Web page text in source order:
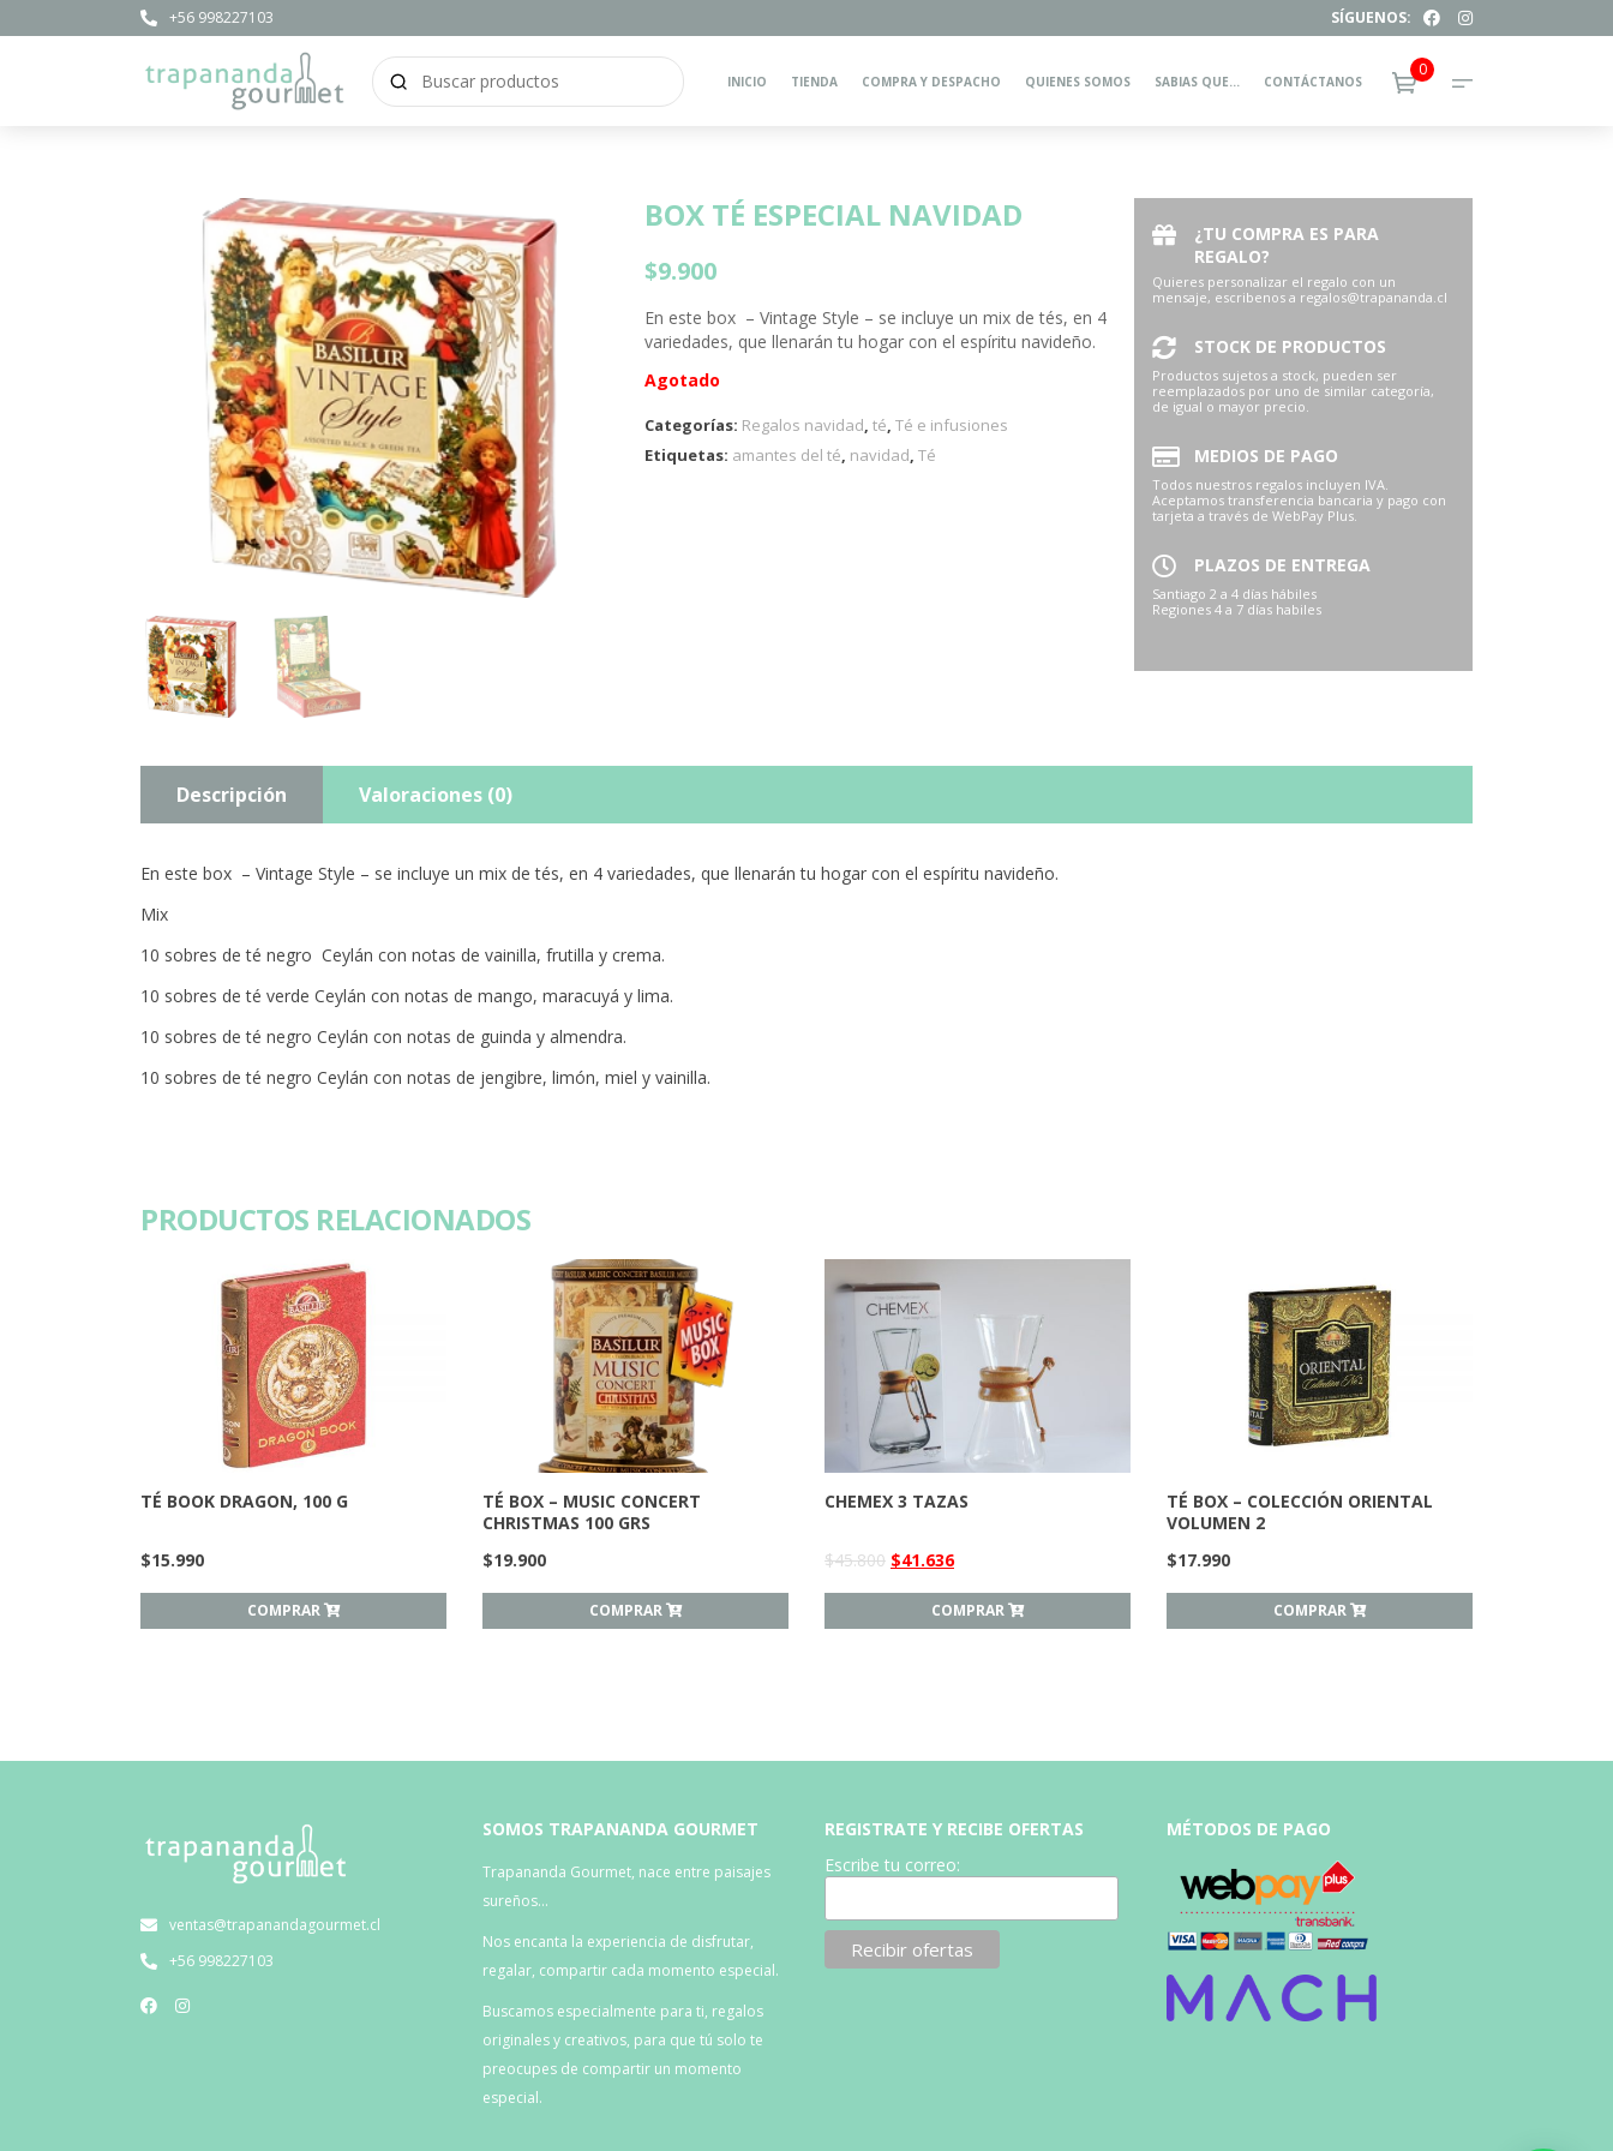
+56 998227103 SÍGUENOS:
INICIO TIENDA COMPRA Y DESPACHO QUIENES SOMOS SABIAS QUE… CONTÁCTANOS
0
BOX TÉ ESPECIAL NAVIDAD
$9.900
En este box – Vintage Style – se incluye un mix de tés, en 4
variedades, que llenarán tu hogar con el espíritu navideño.
Agotado
Categorías: Regalos navidad, té, Té e infusiones
Etiquetas: amantes del té, navidad, Té
¿TU COMPRA ES PARA
REGALO?
Quieres personalizar el regalo con un
mensaje, escribenos a regalos@trapananda.cl
STOCK DE PRODUCTOS
Productos sujetos a stock, pueden ser
reemplazados por uno de similar categoría,
de igual o mayor precio.
MEDIOS DE PAGO
Todos nuestros regalos incluyen IVA.
Aceptamos transferencia bancaria y pago con
tarjeta a través de WebPay Plus.
PLAZOS DE ENTREGA
Santiago 2 a 4 días hábiles
Regiones 4 a 7 días habiles
Descripción Valoraciones (0)
En este box – Vintage Style – se incluye un mix de tés, en 4 variedades, que llenarán tu hogar con el espíritu navideño.
Mix
10 sobres de té negro Ceylán con notas de vainilla, frutilla y crema.
10 sobres de té verde Ceylán con notas de mango, maracuyá y lima.
10 sobres de té negro Ceylán con notas de guinda y almendra.
10 sobres de té negro Ceylán con notas de jengibre, limón, miel y vainilla.
PRODUCTOS RELACIONADOS
TÉ BOOK DRAGON, 100 G
$15.990
COMPRAR
TÉ BOX – MUSIC CONCERT
CHRISTMAS 100 GRS
$19.900
COMPRAR
CHEMEX 3 TAZAS
$45.800 $41.636
COMPRAR
TÉ BOX – COLECCIÓN ORIENTAL
VOLUMEN 2
$17.990
COMPRAR
ventas@trapanandagourmet.cl
+56 998227103
SOMOS TRAPANANDA GOURMET
Trapananda Gourmet, nace entre paisajes
sureños…
Nos encanta la experiencia de disfrutar,
regalar, compartir cada momento especial.
Buscamos especialmente para ti, regalos
originales y creativos, para que tú solo te
preocupes de compartir un momento
especial.
REGISTRATE Y RECIBE OFERTAS
Escribe tu correo:
MÉTODOS DE PAGO